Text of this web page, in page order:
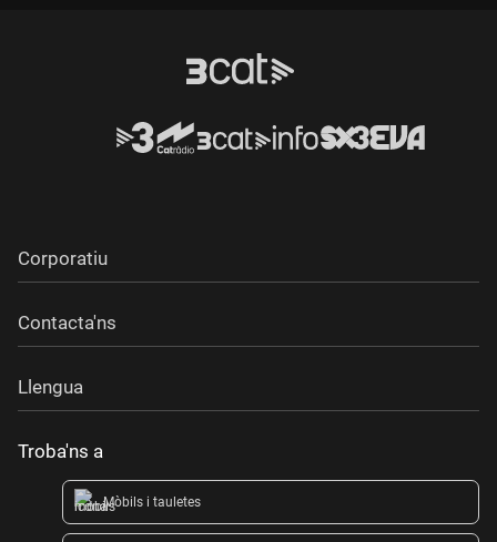
Corporatiu
Contacta'ns
Llengua
Troba'ns a
Mòbils i tauletes